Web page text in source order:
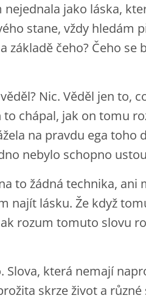
jako láska,
stane, vždy hledám
čeho? Čeho se
Nic. Věděl jen to,
chápal, jak on tomu
na pravdu ega toho
nebylo schopno
to žádná technika, ani
najít lásku. Že když
rozum tomuto slovu
Slova, která nemají
skrze život a